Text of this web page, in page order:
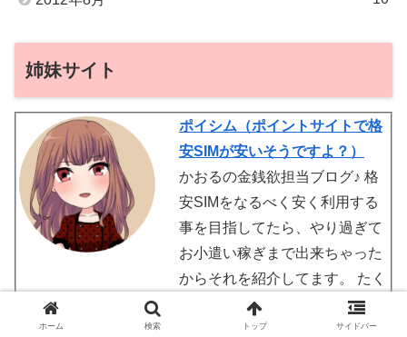
姉妹サイト
ポイシム（ポイントサイトで格
安SIMが安いそうですよ？）
かおるの金銭欲担当ブログ♪ 格
安SIMをなるべく安く利用する
事を目指してたら、やり過ぎて
お小遣い稼ぎまで出来ちゃった
からそれを紹介してます。 たく
さんお小遣いを稼いで、新しいスマホを買うぞー(^o^)
ホーム 検索 トップ サイドバー